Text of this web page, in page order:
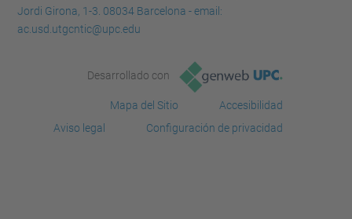
Jordi Girona, 1-3. 08034 Barcelona - email:
ac.usd.utgcntic@upc.edu
Desarrollado con
Mapa del Sitio
Accesibilidad
Aviso legal
Configuración de privacidad